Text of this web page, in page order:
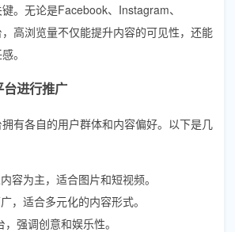
。无论是Facebook、Instagram、
高浏览量不仅能提升内容的可见性，还能
。
进行推广
有各自的用户群体和内容偏好。以下是几
容为主，适合图片和短视频。
，适合多元化的内容形式。
强调创意和娱乐性。